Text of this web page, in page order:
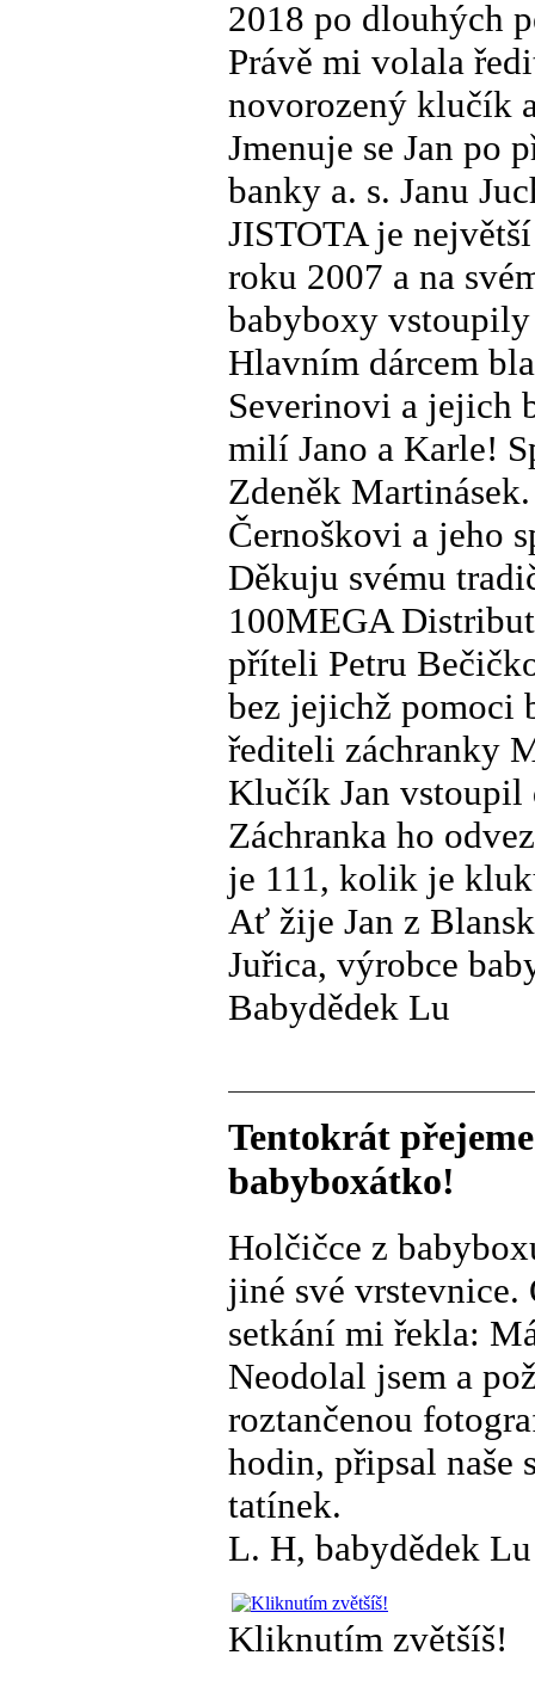
2018 po dlouhých
Právě mi volala
novorozený klučík
Jmenuje se Jan po
banky a. s. Janu
JISTOTA je
roku 2007 a na
babyboxy
Hlavním dárcem
Severinovi a jejich
milí Jano a Karle!
Zdeněk
Černoškovi a jeho
Děkuju svému
100MEGA
příteli Petru
bez jejichž pomoci
řediteli záchranky
Klučík Jan vstoupil
Záchranka ho
je 111, kolik je
Ať žije Jan z
Juřica, výrobce
Babydědek Lu
Tentokrát
babyboxátko!
Holčičce z
jiné své
setkání mi řekla:
Neodolal jsem a
roztančenou
hodin, připsal naše
tatínek.
L. H, babydědek Lu
Kliknutím zvětšíš!